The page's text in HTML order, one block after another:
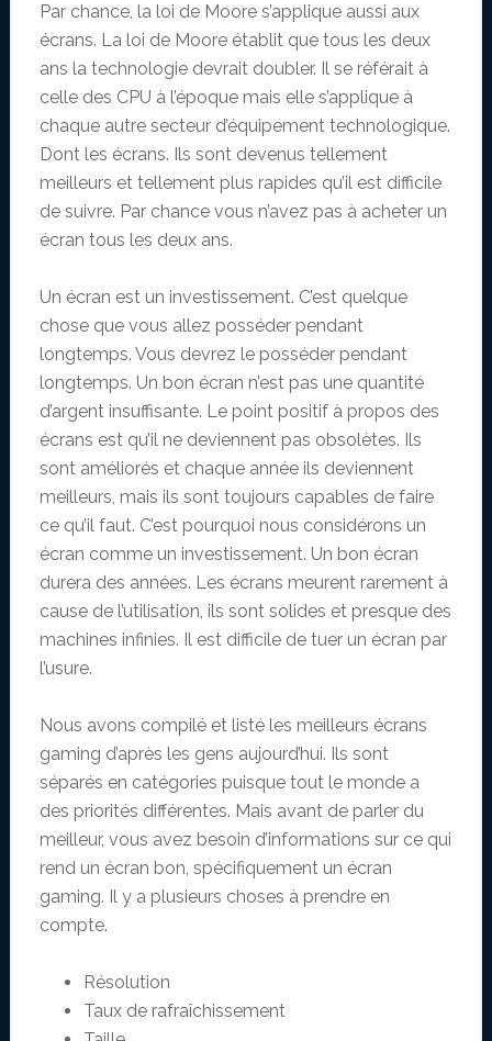
Par chance, la loi de Moore s’applique aussi aux
écrans. La loi de Moore établit que tous les deux
ans la technologie devrait doubler. Il se référait à
celle des CPU à l’époque mais elle s’applique à
chaque autre secteur d’équipement technologique.
Dont les écrans. Ils sont devenus tellement
meilleurs et tellement plus rapides qu’il est difficile
de suivre. Par chance vous n’avez pas à acheter un
écran tous les deux ans.
Un écran est un investissement. C’est quelque
chose que vous allez posséder pendant
longtemps. Vous devrez le posséder pendant
longtemps. Un bon écran n’est pas une quantité
d’argent insuffisante. Le point positif à propos des
écrans est qu’il ne deviennent pas obsolètes. Ils
sont améliorés et chaque année ils deviennent
meilleurs, mais ils sont toujours capables de faire
ce qu’il faut. C’est pourquoi nous considérons un
écran comme un investissement. Un bon écran
durera des années. Les écrans meurent rarement à
cause de l’utilisation, ils sont solides et presque des
machines infinies. Il est difficile de tuer un écran par
l’usure.
Nous avons compilé et listé les meilleurs écrans
gaming d’après les gens aujourd’hui. Ils sont
séparés en catégories puisque tout le monde a
des priorités différentes. Mais avant de parler du
meilleur, vous avez besoin d’informations sur ce qui
rend un écran bon, spécifiquement un écran
gaming. Il y a plusieurs choses à prendre en
compte.
Résolution
Taux de rafraîchissement